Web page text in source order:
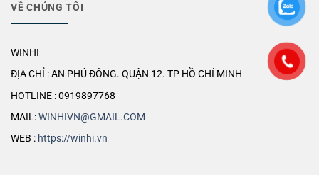
VỀ CHÚNG TÔI
WINHI
ĐỊA CHỈ : AN PHÚ ĐÔNG. QUẬN 12. TP HỒ CHÍ MINH
HOTLINE : 0919897768
MAIL:WINHIVN@GMAIL.COM
WEB : https://winhi.vn